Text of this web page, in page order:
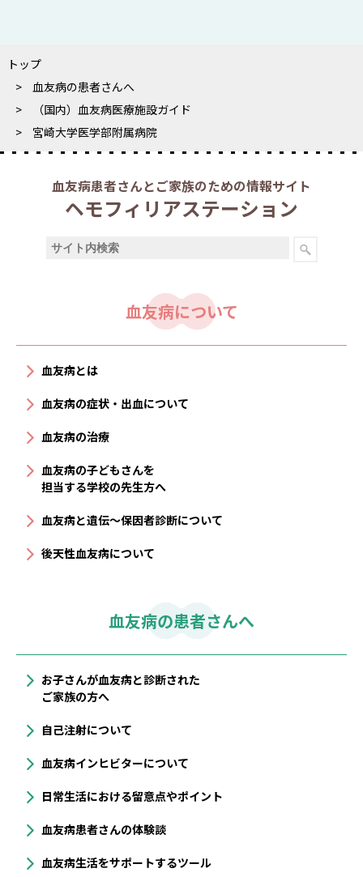
トップ
血友病の患者さんへ
（国内）血友病医療施設ガイド
宮崎大学医学部附属病院
血友病患者さんとご家族のための情報サイト
ヘモフィリアステーション
血友病について
血友病とは
血友病の症状・出血について
血友病の治療
血友病の子どもさんを
担当する学校の先生方へ
血友病と遺伝〜保因者診断について
後天性血友病について
血友病の患者さんへ
お子さんが血友病と診断された
ご家族の方へ
自己注射について
血友病インヒビターについて
⽇常⽣活における留意点やポイント
血友病患者さんの体験談
血友病生活をサポートするツール